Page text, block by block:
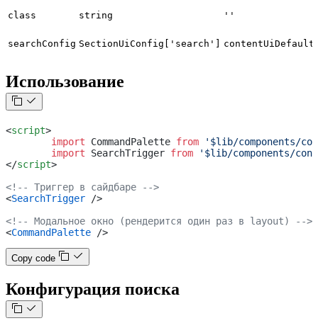
class string ''
searchConfig SectionUiConfig['search']
Использование
<script>
	import
CommandPalette from '$lib/components/
	import
SearchTrigger from '$lib/components/
</script>
<!-- Триггер в сайдбаре -->
<SearchTrigger />
<!-- Модальное окно (рендерится один раз в layout) -->
<CommandPalette />
Copy code
Конфигурация поиска